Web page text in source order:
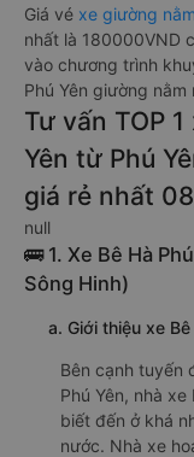
Giá vé xe giường
nhất là 180000VND
vào chương trình
Phú Yên giường
Tư vấn TOP
Yên từ Phú
giá rẻ nhất
null
🚌 1. Xe Bê Hà
Sông Hinh)
a. Giới thiệu xe
Bên cạnh tuyến
Phú Yên, nhà
biết đến ở khá
nước. Nhà xe